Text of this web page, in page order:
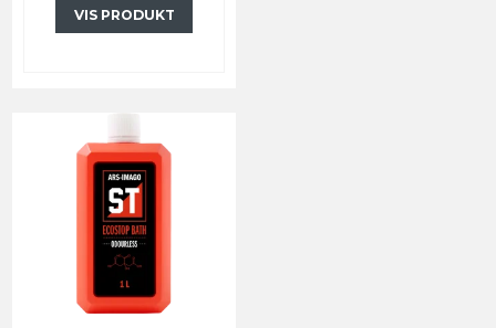
VIS PRODUKT